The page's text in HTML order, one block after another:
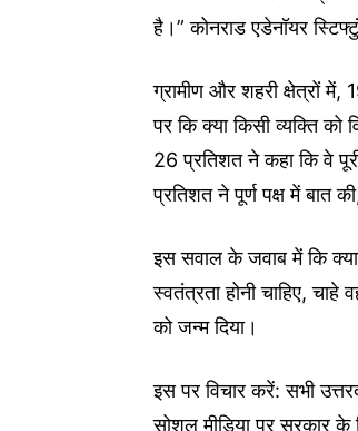
है।” कोनराड एडेनॉयर
ग्रामीण और शहरी क्षेत्रों
पर कि क्या किसी व्यक्ति को
26 प्रतिशत ने कहा कि वे
प्रतिशत ने पूर्ण पक्ष में
इस सवाल के जवाब में कि
स्वतंत्रता होनी चाहिए,
को जन्म दिया।
इस पर विचार करें: सभी
सोशल मीडिया पर सरकार के